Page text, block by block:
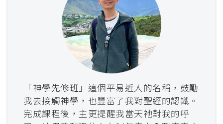
「神學先修班」這個平易近人的名稱，鼓勵
我去接觸神學，也豐富了我對聖經的認識。
完成課程後，主更提醒我當天祂對我的呼